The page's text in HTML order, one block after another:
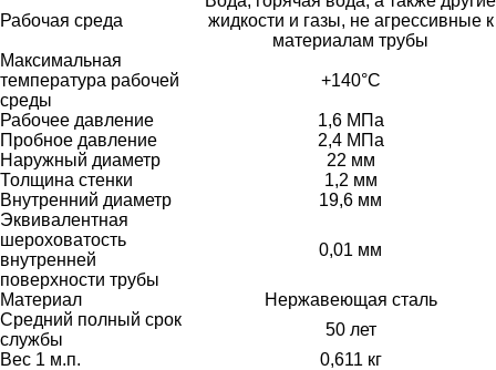
Рабочая среда
жидкости и газы, не агрессивные к
материалам трубы
Максимальная
температура рабочей
среды
+140°C
Рабочее давление
1,6 МПа
Пробное давление
2,4 МПа
Наружный диаметр
22 мм
Толщина стенки
1,2 мм
Внутренний диаметр
19,6 мм
Эквивалентная
шероховатость
внутренней
поверхности трубы
0,01 мм
Материал
Нержавеющая сталь
Средний полный срок
службы
50 лет
Вес 1 м.п.
0,611 кг